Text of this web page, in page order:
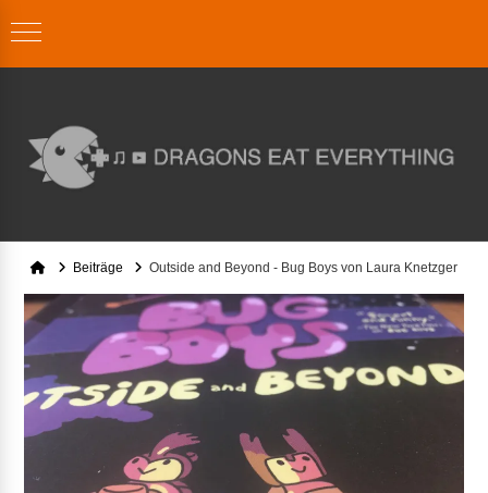
HomeBeiträge Outside and Beyond - Bug Boys von Laura Knetzger